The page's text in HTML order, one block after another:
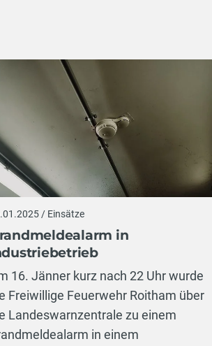
/ Einsätze
in
16. Jänner kurz nach 22 Uhr wurde
Freiwillige Feuerwehr Roitham über
Landeswarnzentrale zu einem
in einem